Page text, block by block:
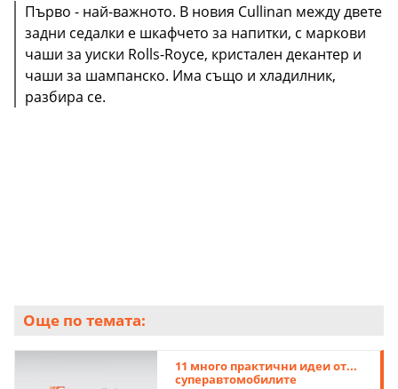
Първо - най-важното. В новия Cullinan между двете
задни седалки е шкафчето за напитки, с маркови
чаши за уиски Rolls-Royce, кристален декантер и
чаши за шампанско. Има също и хладилник,
разбира се.
Още по темата:
11 много практични идеи от...
суперавтомобилите